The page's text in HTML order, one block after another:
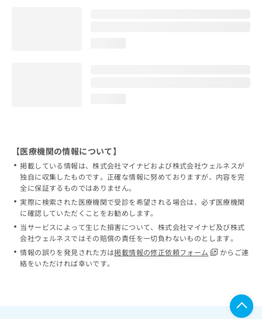
【医療機関の情報について】
掲載している情報は、株式会社マイナビおよび株式会社ウェルネスが
独自に収集したものです。正確な情報に努めておりますが、内容を完
全に保証するものではありません。
実際に検索された医療機関で受診を希望される場合は、必ず医療機関
に確認していただくことをお勧めします。
当サービスによって生じた損害について、株式会社マイナビ及び株式
会社ウェルネスではその賠償の責任を一切負わないものとします。
情報の誤りを発見された方は掲載情報の修正依頼フォーム
からご連
絡をいただければ幸いです。